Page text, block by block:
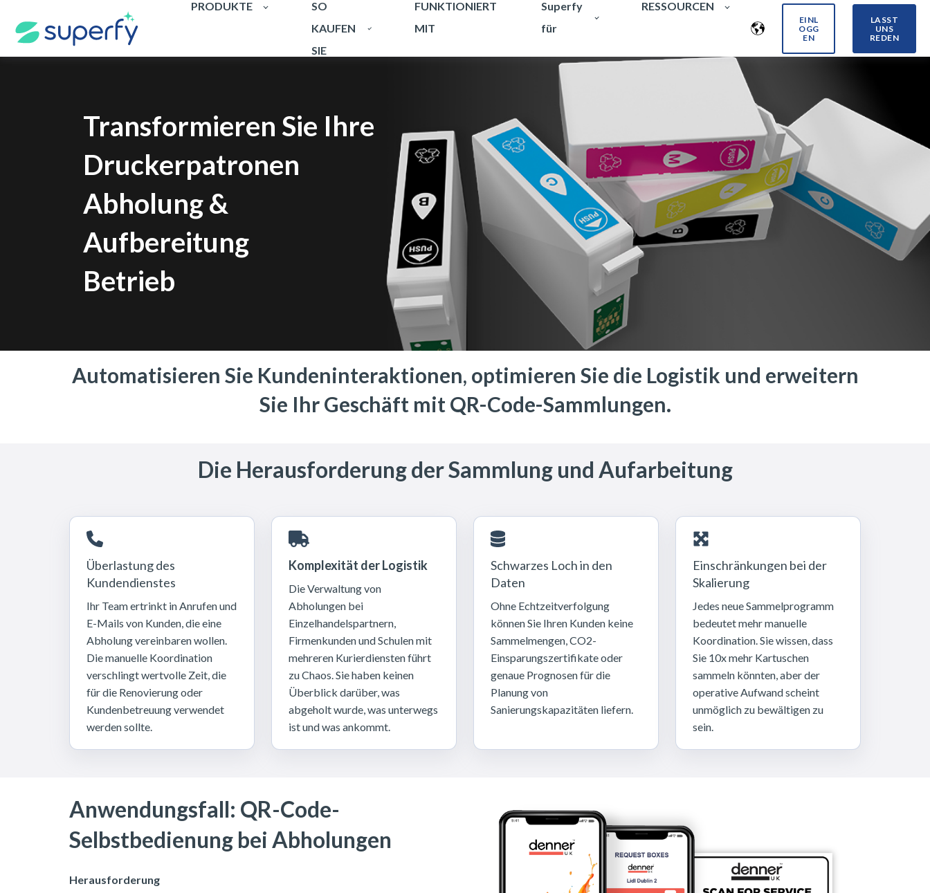
PRODUKTE
SO
KAUFEN
SIE
FUNKTIONIERT
MIT
Superfy
für
RESSOURCEN
EINL
OGG
EN
LASST
UNS
REDEN
Transformieren Sie Ihre
Druckerpatronen
Abholung &
Aufbereitung
Betrieb
Automatisieren Sie Kundeninteraktionen, optimieren Sie die Logistik und erweitern
Sie Ihr Geschäft mit QR-Code-Sammlungen.
Die Herausforderung der Sammlung und Aufarbeitung
Überlastung des
Kundendienstes
Ihr Team ertrinkt in Anrufen und
E-Mails von Kunden, die eine
Abholung vereinbaren wollen.
Die manuelle Koordination
verschlingt wertvolle Zeit, die
für die Renovierung oder
Kundenbetreuung verwendet
werden sollte.
Komplexität der Logistik
Die Verwaltung von
Abholungen bei
Einzelhandelspartnern,
Firmenkunden und Schulen mit
mehreren Kurierdiensten führt
zu Chaos. Sie haben keinen
Überblick darüber, was
abgeholt wurde, was unterwegs
ist und was ankommt.
Schwarzes Loch in den
Daten
Ohne Echtzeitverfolgung
können Sie Ihren Kunden keine
Sammelmengen, CO2-
Einsparungszertifikate oder
genaue Prognosen für die
Planung von
Sanierungskapazitäten liefern.
Einschränkungen bei der
Skalierung
Jedes neue Sammelprogramm
bedeutet mehr manuelle
Koordination. Sie wissen, dass
Sie 10x mehr Kartuschen
sammeln könnten, aber der
operative Aufwand scheint
unmöglich zu bewältigen zu
sein.
Anwendungsfall: QR-Code-
Selbstbedienung bei Abholungen
Herausforderung